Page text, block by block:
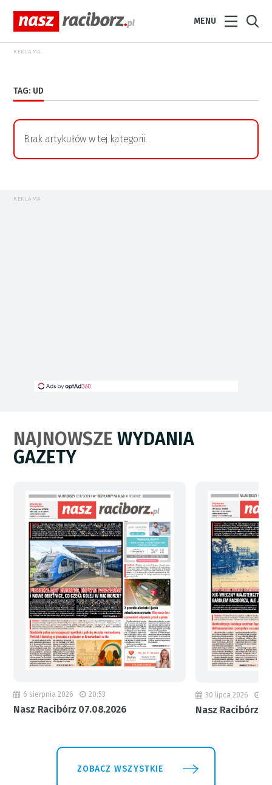
MENU
REKLAMA
TAG: UD
Brak artykułów w tej kategorii.
REKLAMA
NAJNOWSZEWYDANIA
GAZETY
6 sierpnia 2026 20:53
Nasz Racibórz 07.08.2026
30 lipca 2026
Nasz Racibórz
ZOBACZ WSZYSTKIE